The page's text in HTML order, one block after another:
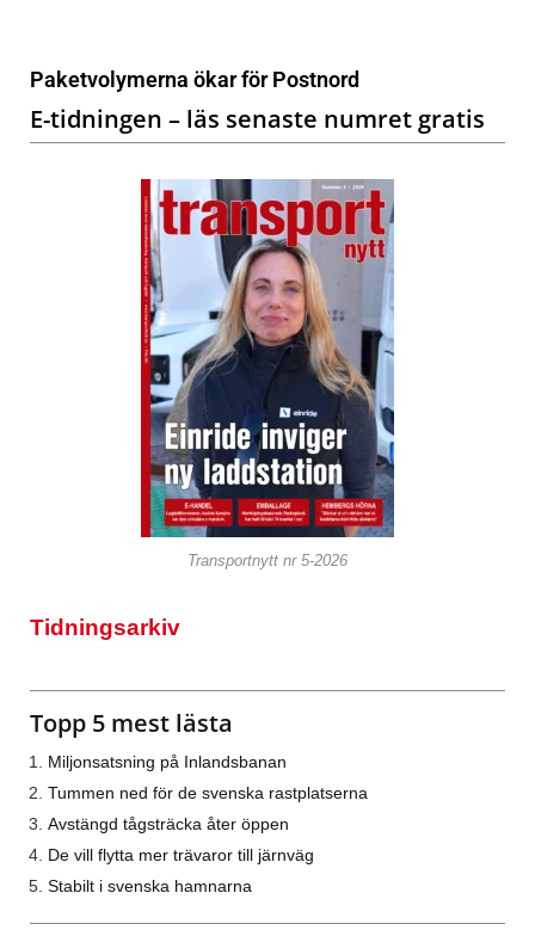
Paketvolymerna ökar för Postnord
E-tidningen – läs senaste numret gratis
Transportnytt nr 5-2026
Tidningsarkiv
Topp 5 mest lästa
Miljonsatsning på Inlandsbanan
Tummen ned för de svenska rastplatserna
Avstängd tågsträcka åter öppen
De vill flytta mer trävaror till järnväg
Stabilt i svenska hamnarna